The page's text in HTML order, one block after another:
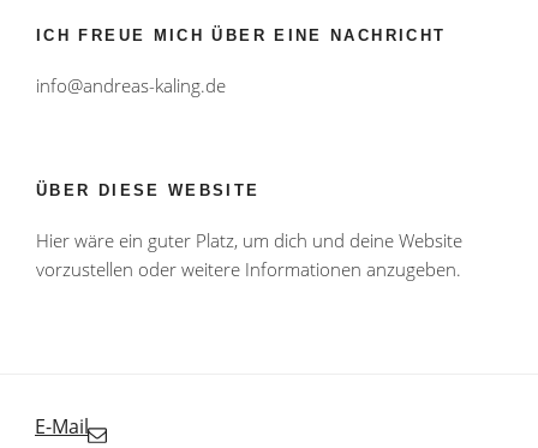
ICH FREUE MICH ÜBER EINE NACHRICHT
info@andreas-kaling.de
ÜBER DIESE WEBSITE
Hier wäre ein guter Platz, um dich und deine Website
vorzustellen oder weitere Informationen anzugeben.
E-Mail